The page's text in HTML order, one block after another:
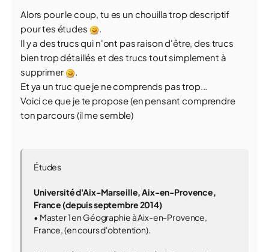
Alors pour le coup, tu es un chouilla trop descriptif
pour tes études
.
Il y a des trucs qui n'ont pas raison d'être, des trucs
bien trop détaillés et des trucs tout simplement à
supprimer
.
Et ya un truc que je ne comprends pas trop...
Voici ce que je te propose (en pensant comprendre
ton parcours (il me semble)
Études
Université d'Aix-Marseille, Aix-en-Provence,
France (depuis septembre 2014)
• Master 1 en Géographie à Aix-en-Provence,
France, (en cours d'obtention).